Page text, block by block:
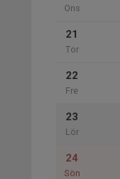
Ons
21
Tor
22
Fre
23
Lör
24
Sön